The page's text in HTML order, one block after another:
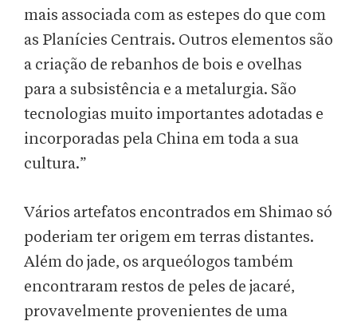
mais associada com as estepes do que com
as Planícies Centrais. Outros elementos são
a criação de rebanhos de bois e ovelhas
para a subsistência e a metalurgia. São
tecnologias muito importantes adotadas e
incorporadas pela China em toda a sua
cultura.”
Vários artefatos encontrados em Shimao só
poderiam ter origem em terras distantes.
Além do jade, os arqueólogos também
encontraram restos de peles de jacaré,
provavelmente provenientes de uma